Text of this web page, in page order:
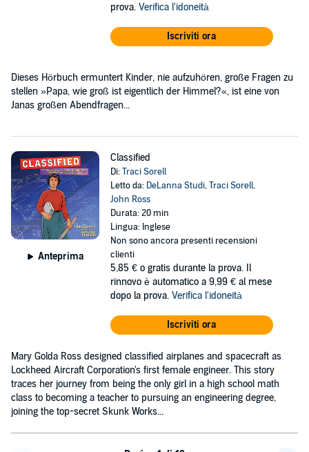
prova. Verifica l'idoneità
Iscriviti ora
Dieses Hörbuch ermuntert Kinder, nie aufzuhören, große Fragen zu
stellen »Papa, wie groß ist eigentlich der Himmel?«, ist eine von
Janas großen Abendfragen...
Anteprima
Classified
Di:Traci Sorell
Letto da: DeLanna Studi,Traci Sorell,
John Ross
Durata: 20 min
Lingua: Inglese
Non sono ancora presenti recensioni
clienti
5,85 € o gratis durante la prova. Il
rinnovo è automatico a 9,99 € al mese
dopo la prova. Verifica l'idoneità
Iscriviti ora
Mary Golda Ross designed classified airplanes and spacecraft as
Lockheed Aircraft Corporation's first female engineer. This story
traces her journey from being the only girl in a high school math
class to becoming a teacher to pursuing an engineering degree,
joining the top-secret Skunk Works...